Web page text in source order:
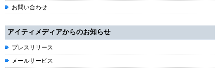
お問い合わせ
アイティメディアからのお知らせ
プレスリリース
メールサービス